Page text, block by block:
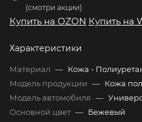
(смотри акции)
Купить на OZON Купить на
Характеристики
Материал — Кожа -
Модель продукции — Кожа
Модель автомобиля —
Основной цвет — Бежевый